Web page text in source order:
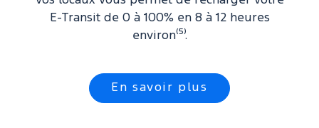
E-Transit de 0 à 100% en 8 à 12 heures
environ⁽⁵⁾.
En savoir plus